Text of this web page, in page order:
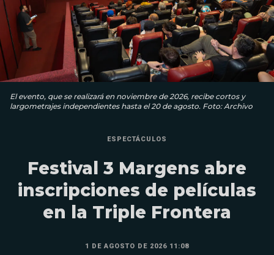
El evento, que se realizará en noviembre de 2026, recibe cortos y
largometrajes independientes hasta el 20 de agosto. Foto: Archivo
ESPECTÁCULOS
Festival 3 Margens abre
inscripciones de películas
en la Triple Frontera
1 DE AGOSTO DE 2026 11:08